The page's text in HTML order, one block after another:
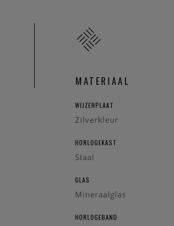
staal met zelf verstelbare G-links
MATERIAAL
WIJZERPLAAT
Zilverkleur
HORLOGEKAST
Staal
GLAS
Mineraalglas
HORLOGEBAND